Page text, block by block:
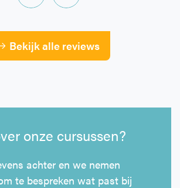
Bekijk alle reviews
onze cursussen?
achter en we nemen
te bespreken wat past bij